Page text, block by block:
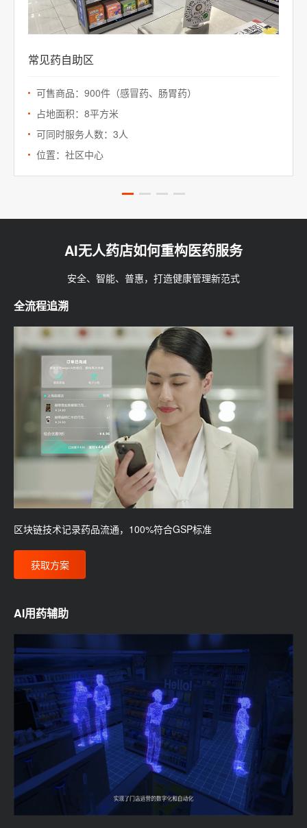
常见药自助区
可售商品：900件（感冒药、肠胃药）
占地面积：8平方米
可同时服务人数：3人
位置：社区中心
AI无人药店如何重构医药服务
安全、智能、普惠，打造健康管理新范式
全流程追溯
区块链技术记录药品流通，100%符合GSP标准
获取方案
AI用药辅助